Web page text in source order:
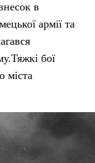
в
армії та
бої
міста